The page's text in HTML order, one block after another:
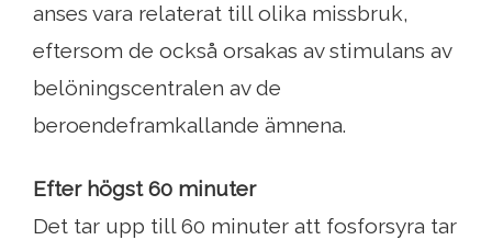
anses vara relaterat till olika missbruk,
eftersom de också orsakas av stimulans av
belöningscentralen av de
beroendeframkallande ämnena.
Efter högst 60 minuter
Det tar upp till 60 minuter att fosforsyra tar